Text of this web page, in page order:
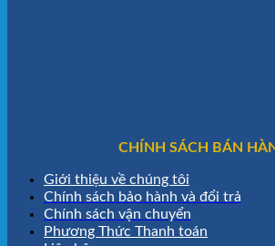
CHÍNH SÁCH BÁN
Giới thiệu về chúng tôi
Chính sách bảo hành và đổi trả
Chính sách vận chuyển
Phương Thức Thanh toán